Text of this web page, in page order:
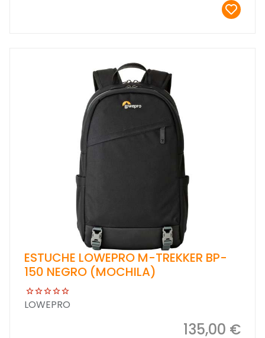
ESTUCHE LOWEPRO M-TREKKER BP-
150 NEGRO (MOCHILA)
LOWEPRO
135,00 €